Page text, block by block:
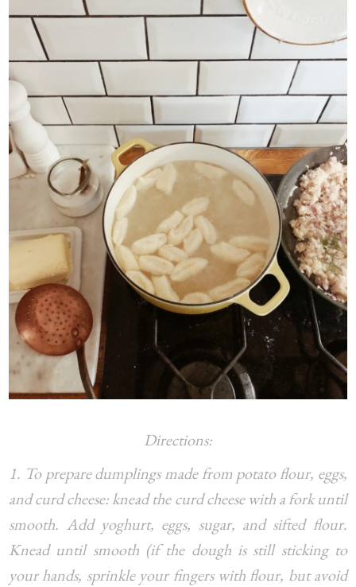
Directions:
1. To prepare dumplings made from potato flour, eggs,
and curd cheese: knead the curd cheese with a fork until
smooth. Add yoghurt, eggs, sugar, and sifted flour.
Knead until smooth (if the dough is still sticking to
your hands, sprinkle your fingers with flour, but avoid